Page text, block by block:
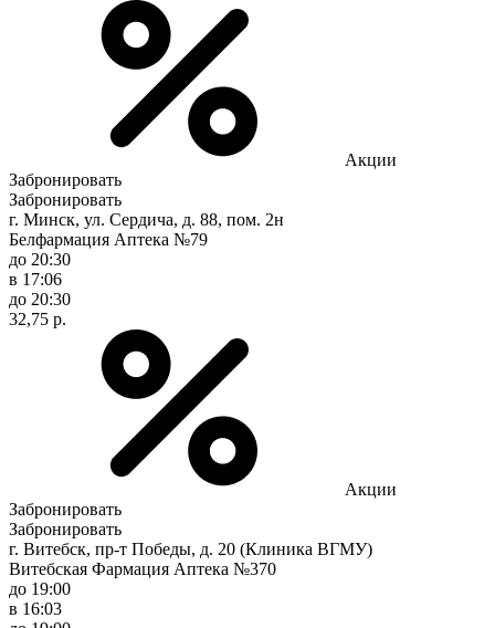
Акции
Забронировать
Забронировать
г. Минск, ул. Сердича, д. 88, пом. 2н
Белфармация Аптека №79
до 20:30
в 17:06
до 20:30
32,75 р.
Акции
Забронировать
Забронировать
г. Витебск, пр-т Победы, д. 20 (Клиника ВГМУ)
Витебская Фармация Аптека №370
до 19:00
в 16:03